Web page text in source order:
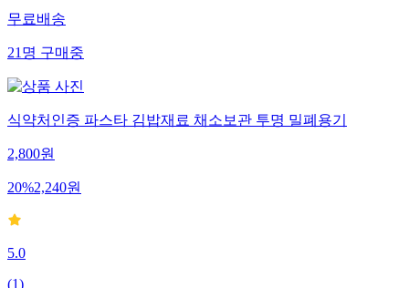
무료배송
21명구매중
식약처인증 파스타 김밥재료 채소보관 투명 밀폐용기
2,800원
20%2,240원
5.0